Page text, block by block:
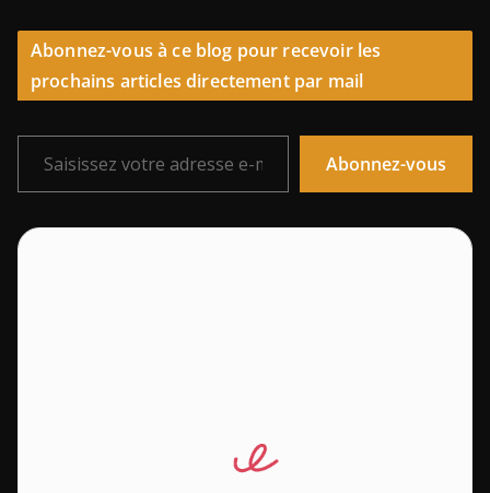
Abonnez-vous à ce blog pour recevoir les
prochains articles directement par mail
Saisissez votre adresse e-mail…
Abonnez-vous